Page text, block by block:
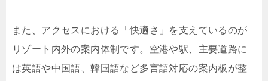
また、アクセスにおける「快適さ」を支えているのが
リゾート内外の案内体制です。空港や駅、主要道路に
は英語や中国語、韓国語など多言語対応の案内板が整